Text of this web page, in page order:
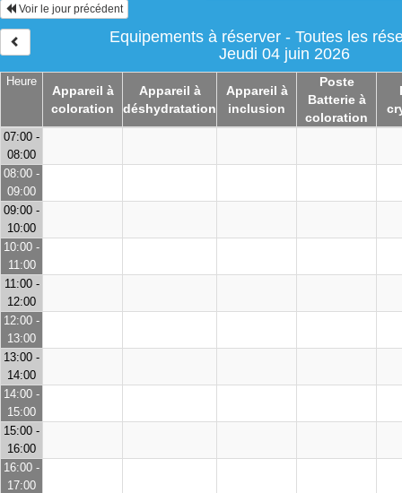
Voir le jour précédent
Equipements à réserver - Toutes les
Jeudi 04 juin 2026
Heure
Appareil à
coloration
Appareil à
déshydratation
Appareil à
inclusion
Poste
Batterie à
coloration
07:00 -
08:00
08:00 -
09:00
09:00 -
10:00
10:00 -
11:00
11:00 -
12:00
12:00 -
13:00
13:00 -
14:00
14:00 -
15:00
15:00 -
16:00
16:00 -
17:00